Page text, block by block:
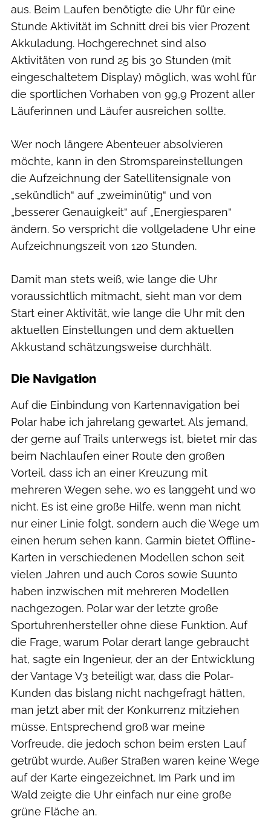
aus. Beim Laufen benötigte die Uhr für eine
Stunde Aktivität im Schnitt drei bis vier Prozent
Akkuladung. Hochgerechnet sind also
Aktivitäten von rund 25 bis 30 Stunden (mit
eingeschaltetem Display) möglich, was wohl für
die sportlichen Vorhaben von 99,9 Prozent aller
Läuferinnen und Läufer ausreichen sollte.
Wer noch längere Abenteuer absolvieren
möchte, kann in den Stromspareinstellungen
die Aufzeichnung der Satellitensignale von
„sekündlich“ auf „zweiminütig“ und von
„besserer Genauigkeit“ auf „Energiesparen“
ändern. So verspricht die vollgeladene Uhr eine
Aufzeichnungszeit von 120 Stunden.
Damit man stets weiß, wie lange die Uhr
voraussichtlich mitmacht, sieht man vor dem
Start einer Aktivität, wie lange die Uhr mit den
aktuellen Einstellungen und dem aktuellen
Akkustand schätzungsweise durchhält.
Die Navigation
Auf die Einbindung von Kartennavigation bei
Polar habe ich jahrelang gewartet. Als jemand,
der gerne auf Trails unterwegs ist, bietet mir das
beim Nachlaufen einer Route den großen
Vorteil, dass ich an einer Kreuzung mit
mehreren Wegen sehe, wo es langgeht und wo
nicht. Es ist eine große Hilfe, wenn man nicht
nur einer Linie folgt, sondern auch die Wege um
einen herum sehen kann. Garmin bietet Offline-
Karten in verschiedenen Modellen schon seit
vielen Jahren und auch Coros sowie Suunto
haben inzwischen mit mehreren Modellen
nachgezogen. Polar war der letzte große
Sportuhrenhersteller ohne diese Funktion. Auf
die Frage, warum Polar derart lange gebraucht
hat, sagte ein Ingenieur, der an der Entwicklung
der Vantage V3 beteiligt war, dass die Polar-
Kunden das bislang nicht nachgefragt hätten,
man jetzt aber mit der Konkurrenz mitziehen
müsse. Entsprechend groß war meine
Vorfreude, die jedoch schon beim ersten Lauf
getrübt wurde. Außer Straßen waren keine Wege
auf der Karte eingezeichnet. Im Park und im
Wald zeigte die Uhr einfach nur eine große
grüne Fläche an.